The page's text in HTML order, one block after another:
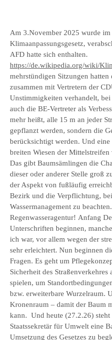
Am 3.November 2025 wurde
Klimaanpassungsgesetz,
AFD hatte sich enthalten.
https://de.wikipedia.org/wiki/
mehrstündigen Sitzungen hatten
zusammen mit Vertretern der
Unstimmigkeiten verhandelt, bei
auch die BE-Vertreter als
mehr heißt, alle 15 m an jeder
gepflanzt werden, sondern die
berücksichtigt werden. Und
breiten Wiesen der
Das gibt Baumsämlingen die
dieser oder anderer Stelle groß
der Aspekt von fußläufig
Bezirk und die Verpflichtung,
Wassermanagement zu
Regenwasseragentur! Anfang
Unterschriften beginnen,
ich war, vor allem wegen der
sehr erleichtert. Nun beginnen
Fragen. Es geht um
Sicherheit des
spielen, um
bzw. erweiterbare Wurzelraum.
Kronenraum – damit der Baum
kann. Und heute (27.2.26)
Staatssekretär für Umwelt eine
Umsetzung des Gesetzes zu